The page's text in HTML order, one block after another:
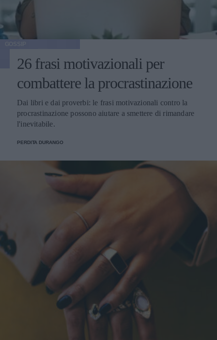
26 frasi motivazionali per
combattere la procrastinazione
Dai libri e dai proverbi: le frasi motivazionali contro la
procrastinazione possono aiutare a smettere di rimandare
l'inevitabile.
PERDITA DURANGO